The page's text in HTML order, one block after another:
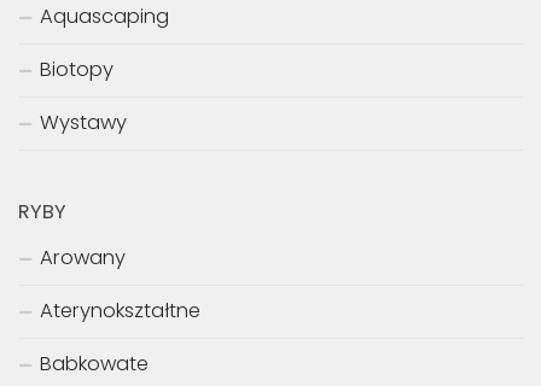
Aquascaping
Biotopy
Wystawy
RYBY
Arowany
Aterynokształtne
Babkowate